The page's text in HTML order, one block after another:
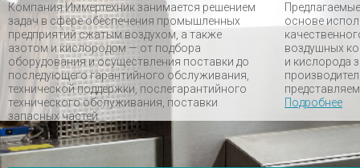
Компания Иммертехник занимается решением
задач в сфере обеспечения промышленных
предприятий сжатым воздухом, а также
азотом и кислородом — от подбора
оборудования и осуществления поставки до
последующего гарантийного обслуживания,
технической поддержки, послегарантийного
технического обслуживания, поставки
запасных частей.
основе
воздушных
и кислорода
Подробнее